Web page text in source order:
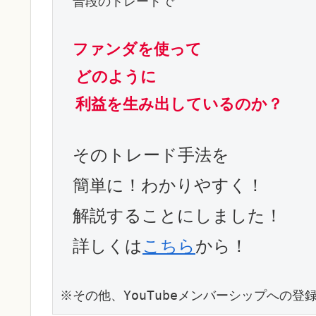
ファンダを使って
どのように
利益を生み出しているのか？
そのトレード手法を
簡単に！わかりやすく！
解説することにしました！
詳しくは こちらから！
※その他、YouTubeメンバーシップへの登